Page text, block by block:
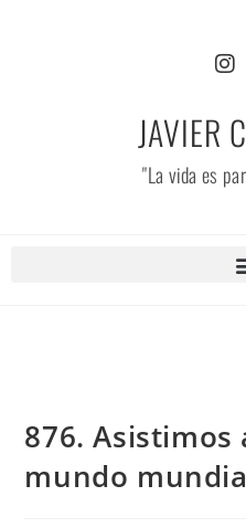
JAVIER
"La vida es
876. Asistimos
mundo